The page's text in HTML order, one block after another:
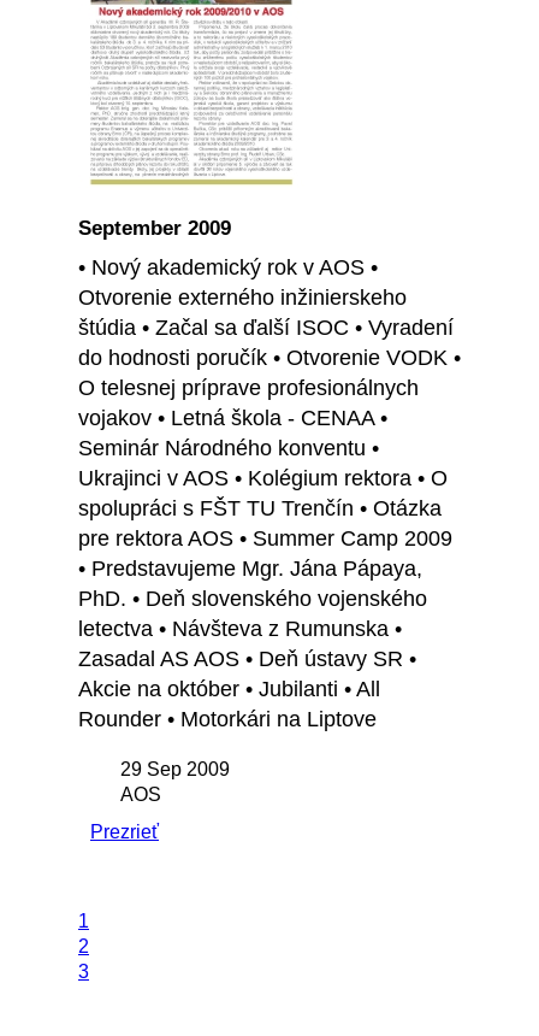
September 2009
• Nový akademický rok v AOS •
Otvorenie externého inžinierskeho
štúdia • Začal sa ďalší ISOC • Vyradení
do hodnosti poručík • Otvorenie VODK •
O telesnej príprave profesionálnych
vojakov • Letná škola - CENAA •
Seminár Národného konventu •
Ukrajinci v AOS • Kolégium rektora • O
spolupráci s FŠT TU Trenčín • Otázka
pre rektora AOS • Summer Camp 2009
• Predstavujeme Mgr. Jána Pápaya,
PhD. • Deň slovenského vojenského
letectva • Návšteva z Rumunska •
Zasadal AS AOS • Deň ústavy SR •
Akcie na október • Jubilanti • All
Rounder • Motorkári na Liptove
29 Sep 2009
AOS
Prezrieť
1
2
3